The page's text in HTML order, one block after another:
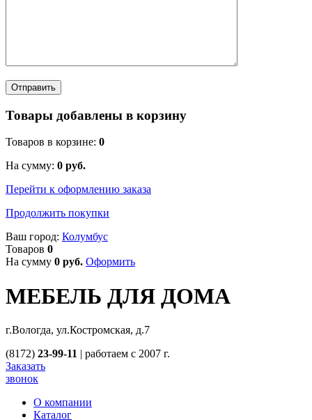
Товары добавлены в корзину
Товаров в корзине: 0
На сумму: 0 руб.
Перейти к оформлению заказа
Продолжить покупки
Ваш город: Колумбус
Товаров 0
На сумму 0 руб. Оформить
МЕБЕЛЬ ДЛЯ ДОМА
г.Вологда, ул.Костромская, д.7
(8172) 23-99-11 | работаем с 2007 г.
Заказать
звонок
О компании
Каталог